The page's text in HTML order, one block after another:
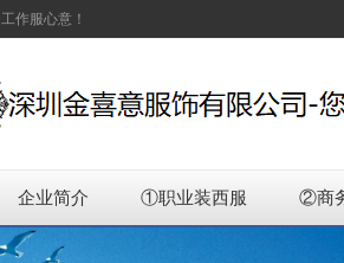
作服心意！
企业简介 ①职业装西服 ②商